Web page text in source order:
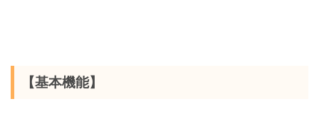
【基本機能】